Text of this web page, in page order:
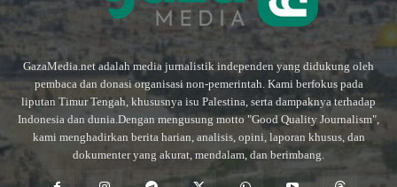
GazaMedia.net adalah media jurnalistik independen yang didukung oleh
pembaca dan donasi organisasi non-pemerintah. Kami berfokus pada
liputan Timur Tengah, khususnya isu Palestina, serta dampaknya terhadap
Indonesia dan dunia.Dengan mengusung motto "Good Quality Journalism",
kami menghadirkan berita harian, analisis, opini, laporan khusus, dan
dokumenter yang akurat, mendalam, dan berimbang.